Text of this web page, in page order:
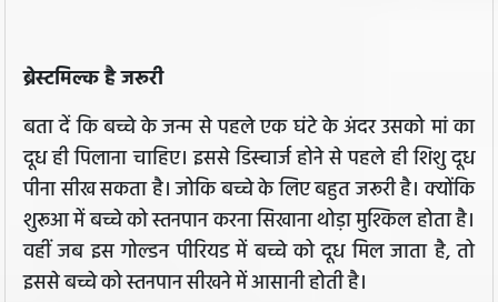
ब्रेस्टमिल्क है जरूरी
बता दें कि बच्चे के जन्म से पहले एक घंटे के अंदर उसको मां का
दूध ही पिलाना चाहिए। इससे डिस्चार्ज होने से पहले ही शिशु दूध
पीना सीख सकता है। जोकि बच्चे के लिए बहुत जरूरी है। क्योंकि
शुरूआ में बच्चे को स्तनपान करना सिखाना थोड़ा मुश्किल होता है।
वहीं जब इस गोल्डन पीरियड में बच्चे को दूध मिल जाता है, तो
इससे बच्चे को स्तनपान सीखने में आसानी होती है।